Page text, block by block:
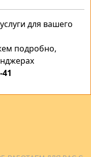
для вашего
подробно,